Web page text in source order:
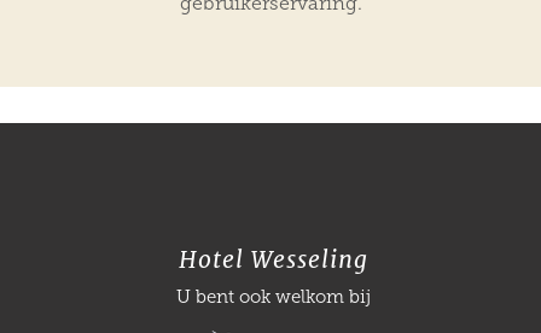
Hotel Wesseling
U bent ook welkom bij